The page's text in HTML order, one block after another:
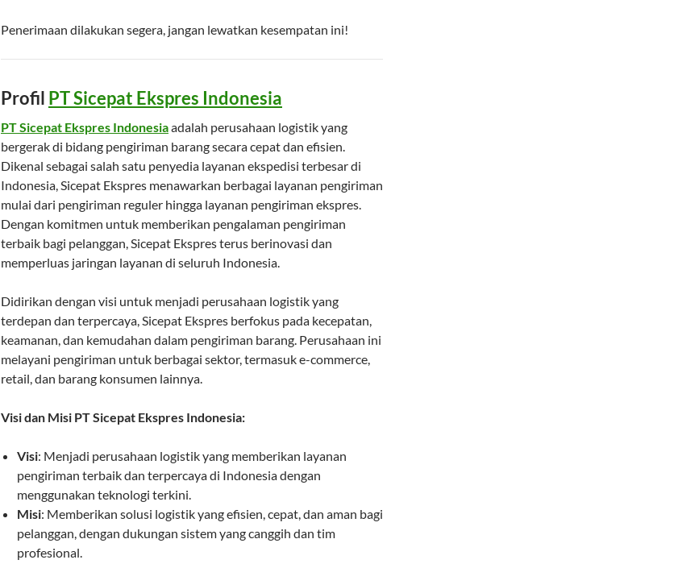
Penerimaan dilakukan segera, jangan lewatkan kesempatan ini!
Profil PT Sicepat Ekspres Indonesia
PT Sicepat Ekspres Indonesiaadalah perusahaan logistik yang
bergerak di bidang pengiriman barang secara cepat dan efisien.
Dikenal sebagai salah satu penyedia layanan ekspedisi terbesar di
Indonesia, Sicepat Ekspres menawarkan berbagai layanan pengiriman
mulai dari pengiriman reguler hingga layanan pengiriman ekspres.
Dengan komitmen untuk memberikan pengalaman pengiriman
terbaik bagi pelanggan, Sicepat Ekspres terus berinovasi dan
memperluas jaringan layanan di seluruh Indonesia.
Didirikan dengan visi untuk menjadi perusahaan logistik yang
terdepan dan terpercaya, Sicepat Ekspres berfokus pada kecepatan,
keamanan, dan kemudahan dalam pengiriman barang. Perusahaan ini
melayani pengiriman untuk berbagai sektor, termasuk e-commerce,
retail, dan barang konsumen lainnya.
Visi dan Misi PT Sicepat Ekspres Indonesia:
Visi: Menjadi perusahaan logistik yang memberikan layanan
pengiriman terbaik dan terpercaya di Indonesia dengan
menggunakan teknologi terkini.
Misi: Memberikan solusi logistik yang efisien, cepat, dan aman bagi
pelanggan, dengan dukungan sistem yang canggih dan tim
profesional.